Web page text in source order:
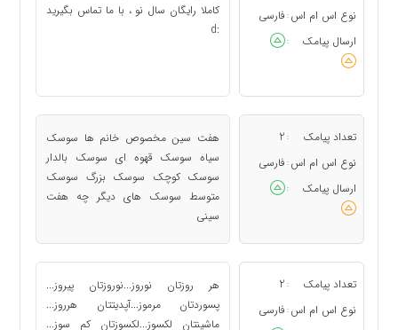
نوع اس ام اس : فارسی
ارسال پیامک
:
کاملا رایگان سال نو ، با ما تماس بگیرید
:d
تعداد پیامک :
2
نوع اس ام اس : فارسی
ارسال پیامک
:
هفت سین مخصوص خانم ها سوسک
سیاه سوسک قهوه ای سوسک بالدار
سوسک کوچک سوسک بزرگ سوسک
متوسط سوسک های دیگر چه هفت
سینی
تعداد پیامک :
2
نوع اس ام اس : فارسی
هر روزتان نوروز... نوروزتان پیروز...
پسوردتان مرموز... آپدیتتان هرروز...
ماشینتان لکسوز... لکسوزتان کم سوز...